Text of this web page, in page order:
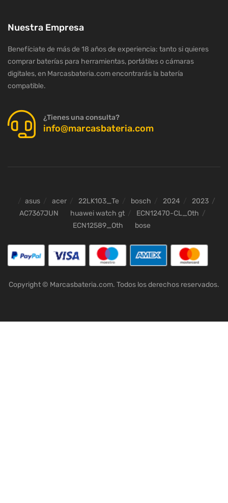
Nuestra Empresa
Benefíciate de más de 18 años de experiencia: tanto si quieres
comprar baterías para herramientas, portátiles o cámaras
digitales, en Marcasbateria.com encontrarás la batería
compatible.
¿Tienes una consulta?
info@marcasbateria.com
asus acer 22LK103_Te bosch 2024
2023
AC7367JUN
huawei watch gt
ECN12470-CL_Oth
ECN12589_Oth
bose
Copyright © Marcasbateria.com. Todos los derechos reservados.